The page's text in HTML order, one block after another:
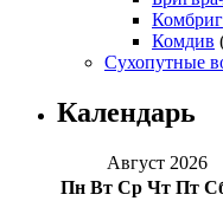
Комбриг
Комдив
Сухопутные
Календарь
Август 2026
Пн Вт Ср Чт Пт